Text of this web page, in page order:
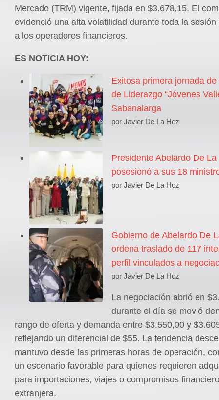
Mercado (TRM) vigente, fijada en $3.678,15. El
evidenció una alta volatilidad durante toda la sesión
a los operadores financieros.
ES NOTICIA HOY:
Exitosa primera jornada
de Liderazgo “Jóvenes
Sabanalarga
por Javier De La Hoz
Presidente Abelardo De
posesionó a sus 18
por Javier De La Hoz
Gobierno de Abelardo De
ordena traslado de 117
perfil vinculados a
por Javier De La Hoz
La negociación abrió en
durante el día se movió
rango de oferta y demanda entre $3.550,00 y
reflejando un diferencial de $55. La tendencia
mantuvo desde las primeras horas de operación,
un escenario favorable para quienes requieren
para importaciones, viajes o compromisos
extranjera.